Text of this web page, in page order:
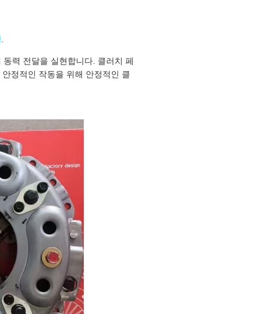
력 전달을 실현합니다. 클러치 페
정적인 작동을 위해 안정적인 클